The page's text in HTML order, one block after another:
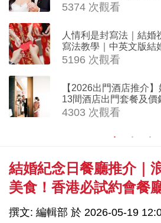
5374 次觀看
人情利是封寫法｜結婚
寫法教學｜中英文版結
5196 次觀看
【2026出門酒店推介
13間酒店出門套餐及價
4303 次觀看
結婚紀念日餐廳推介｜
美食！香港必試約會餐
撰文: 編輯部 於 2026-05-19